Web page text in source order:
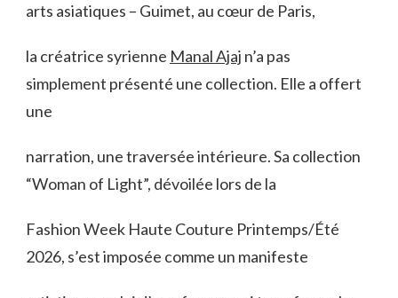
L’ARCHITECTURE
arts asiatiques – Guimet, au cœur de Paris,
la créatrice syrienne Manal Ajaj n’a pas
simplement présenté une collection. Elle a offert
une
narration, une traversée intérieure. Sa collection
“Woman of Light”, dévoilée lors de la
Fashion Week Haute Couture Printemps/Été
2026, s’est imposée comme un manifeste